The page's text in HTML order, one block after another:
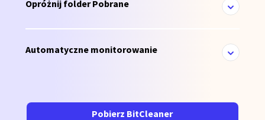
Opróżnij folder Pobrane
Automatyczne monitorowanie
Pobierz BitCleaner